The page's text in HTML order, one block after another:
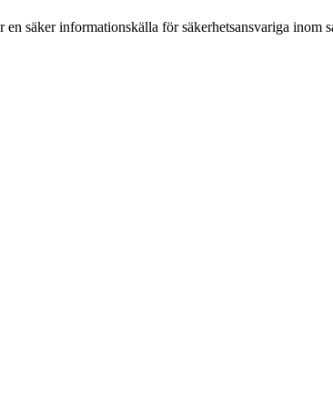
säker informationskälla för säkerhets­ansvariga inom